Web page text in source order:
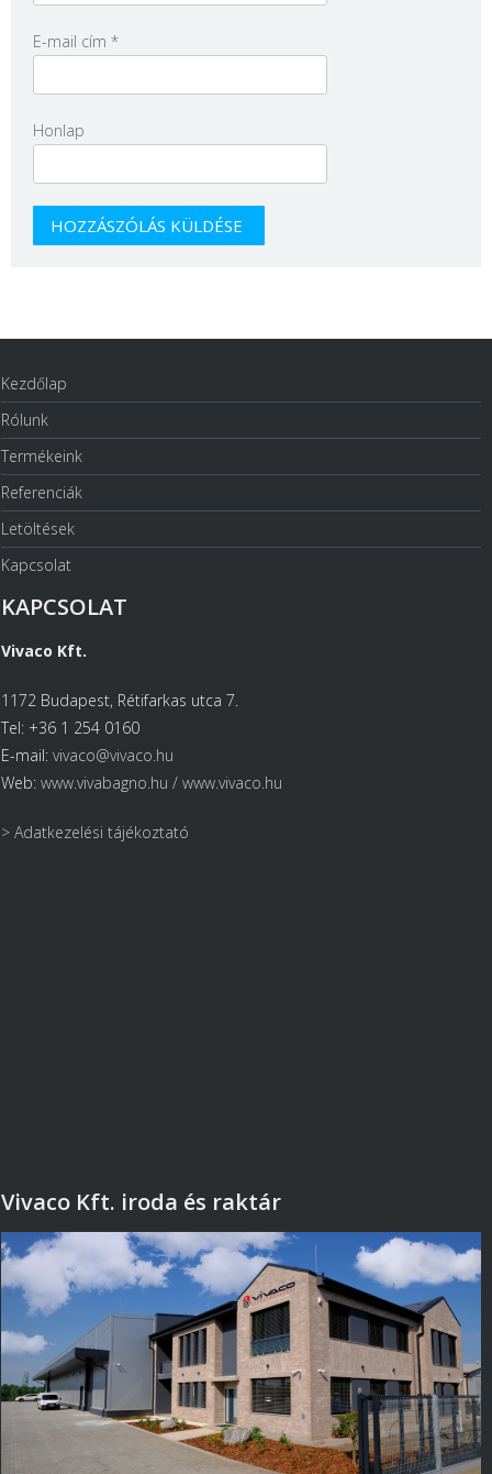
E-mail cím *
Honlap
Kezdőlap
Rólunk
Termékeink
Referenciák
Letöltések
Kapcsolat
KAPCSOLAT
Vivaco Kft.
1172 Budapest, Rétifarkas utca 7.
Tel: +36 1 254 0160
E-mail:vivaco@vivaco.hu
Web:www.vivabagno.hu /www.vivaco.hu
> Adatkezelési tájékoztató
Vivaco Kft. iroda és raktár